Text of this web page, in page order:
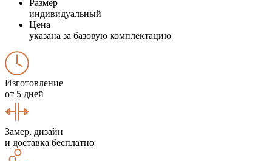
Размер
индивидуальный
Цена
указана за базовую комплектацию
Изготовление
от 5 дней
Замер, дизайн
и доставка бесплатно